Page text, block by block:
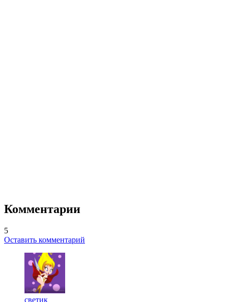
Комментарии
5
Оставить комментарий
светик